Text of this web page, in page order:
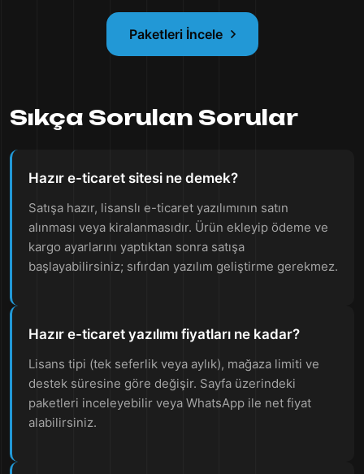
Paketleri İncele
Sıkça Sorulan Sorular
Hazır e-ticaret sitesi ne demek?
Satışa hazır, lisanslı e-ticaret yazılımının satın
alınması veya kiralanmasıdır. Ürün ekleyip ödeme ve
kargo ayarlarını yaptıktan sonra satışa
başlayabilirsiniz; sıfırdan yazılım geliştirme gerekmez.
Hazır e-ticaret yazılımı fiyatları ne kadar?
Lisans tipi (tek seferlik veya aylık), mağaza limiti ve
destek süresine göre değişir. Sayfa üzerindeki
paketleri inceleyebilir veya WhatsApp ile net fiyat
alabilirsiniz.